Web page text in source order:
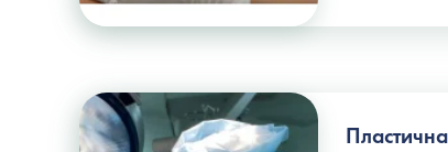
Пластична